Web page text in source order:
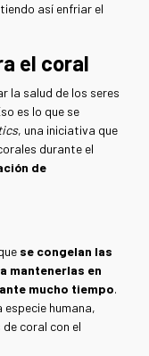
así enfriar el
el coral
la salud de los seres
es lo que se
, una iniciativa que
durante el
de
se congelan las
mantenerlas en
mucho tiempo.
humana,
coral con el